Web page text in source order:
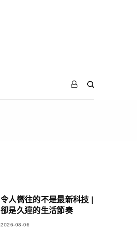
令人嚮往的不是最新科技 |
卻是久違的生活節奏
2026-08-06